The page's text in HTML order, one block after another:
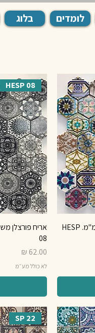
לומדים בלוג
אריח פורצלן משושה, 5 סמ, עובי 7 מ"מ. HESP
HESP 08
08
מחיר
לא כולל מע״מ
SP 22